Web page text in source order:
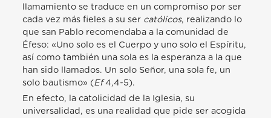
llamamiento se traduce en un compromiso por ser
cada vez más fieles a su ser católicos, realizando lo
que san Pablo recomendaba a la comunidad de
Éfeso: «Uno solo es el Cuerpo y uno solo el Espíritu,
así como también una sola es la esperanza a la que
han sido llamados. Un solo Señor, una sola fe, un
solo bautismo» (Ef4,4-5).
En efecto, la catolicidad de la Iglesia, su
universalidad, es una realidad que pide ser acogida